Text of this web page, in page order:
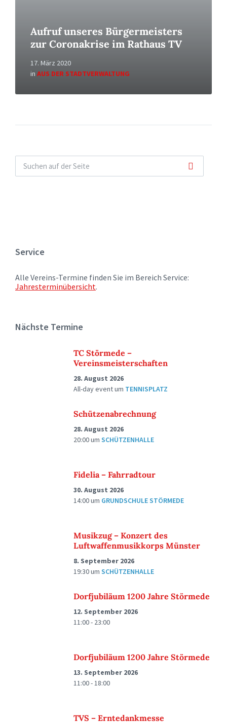
Aufruf unseres Bürgermeisters
zur Coronakrise im Rathaus TV
17. März 2020
in AUS DER STADTVERWALTUNG
Service
Alle Vereins-Termine finden Sie im Bereich Service:
Jahresterminübersicht.
Nächste Termine
TC Störmede –
Vereinsmeisterschaften
28. August 2026
All-day eventum TENNISPLATZ
Schützenabrechnung
28. August 2026
20:00um SCHÜTZENHALLE
Fidelia – Fahrradtour
30. August 2026
14:00um GRUNDSCHULE STÖRMEDE
Musikzug – Konzert des
Luftwaffenmusikkorps Münster
8. September 2026
19:30um SCHÜTZENHALLE
Dorfjubiläum 1200 Jahre Störmede
12. September 2026
11:00 - 23:00
Dorfjubiläum 1200 Jahre Störmede
13. September 2026
11:00 - 18:00
TVS – Erntedankmesse